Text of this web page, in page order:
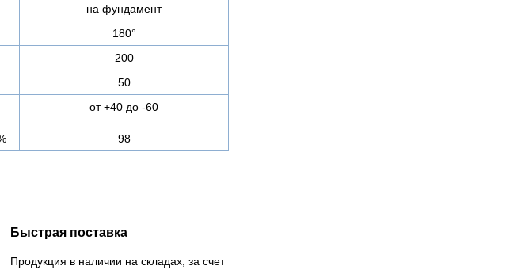
на фундамент
180°
200
50
от +40 до -60
98
Быстрая поставка
Продукция в наличии на складах, за счет